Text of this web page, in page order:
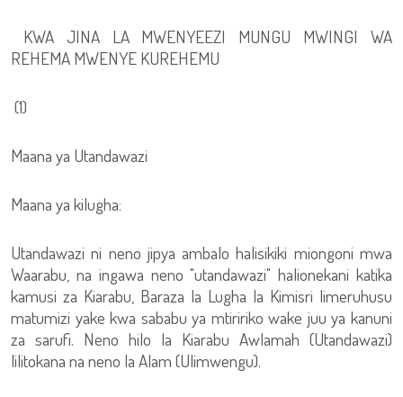
KWA JINA LA MWENYEEZI MUNGU MWINGI WA
REHEMA MWENYE KUREHEMU
(1)
Maana ya Utandawazi
Maana ya kilugha:
Utandawazi ni neno jipya ambalo halisikiki miongoni mwa
Waarabu, na ingawa neno "utandawazi" halionekani katika
kamusi za Kiarabu, Baraza la Lugha la Kimisri limeruhusu
matumizi yake kwa sababu ya mtiririko wake juu ya kanuni
za sarufi. Neno hilo la Kiarabu Awlamah (Utandawazi)
lilitokana na neno la Alam (Ulimwengu).